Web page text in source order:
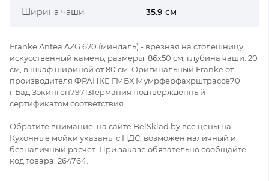
Ширина чаши 35.9 см
Franke Antea AZG 620 (миндаль) - врезная на столешницу,
искусственный камень, размеры: 86x50 см, глубина чаши: 20
см, в шкаф шириной от 80 см. Оригинальный Franke от
производителя ФРАНКЕ ГМБХ Мумрферфахрштрассе70
г.Бад Зэкинген79713Германия подтверждённый
сертификатом соответствия.
Обратите внимание: на сайте BelSklad.by все цены на
Кухонные мойки указаны с НДС, возможен наличный и
безналичный расчет. При заказе обязательно сообщайте
код товара: 264764.